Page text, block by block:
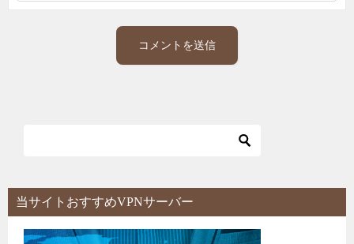
当サイトおすすめVPNサーバー